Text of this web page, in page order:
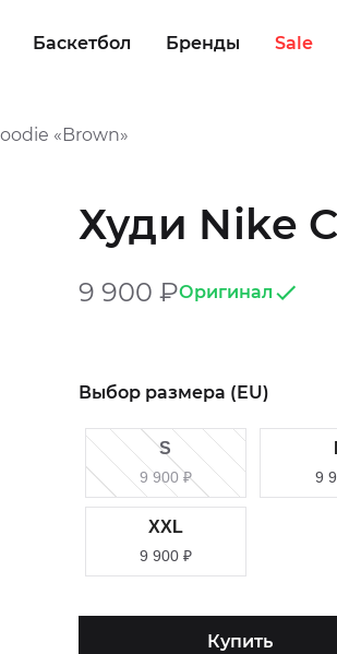
Баскетбол Бренды Sale
«Brown»
Худи Nike
9 900 ₽Оригинал
Выбор размера (EU)
S
9 900₽ 9
XXL
9 900 ₽
Купить